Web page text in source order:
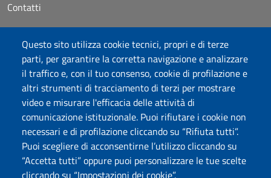
Questo sito utilizza cookie tecnici, propri e di terze
parti, per garantire la corretta navigazione e analizzare
il traffico e, con il tuo consenso, cookie di profilazione e
altri strumenti di tracciamento di terzi per mostrare
video e misurare l'efficacia delle attività di
comunicazione istituzionale. Puoi rifiutare i cookie non
necessari e di profilazione cliccando su “Rifiuta tutti”.
Puoi scegliere di acconsentirne l’utilizzo cliccando su
“Accetta tutti” oppure puoi personalizzare le tue scelte
DADU – Dipartimento di Architettura, Design e Urbanistica
Contatti
Accessibilità
Dichiarazione di accessibilità
Cookie settings
Mappa del sito
Protocollo
Seguici su